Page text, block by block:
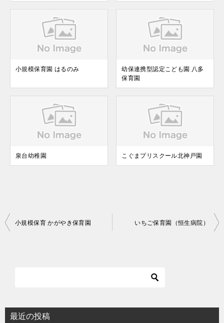
小規模保育園 はるのみ
幼保連携型認定こども園 八多
保育園
泉台幼稚園 こぐまプリスクール北神戸園
投
シ
小規模保育 かがやき保育園 いちご保育園（恒生病院）
最近の投稿